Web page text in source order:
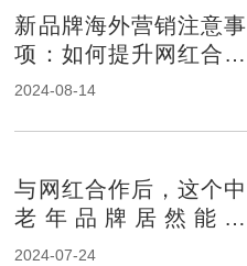
新品牌海外营销注意事
项：如何提升网红合作
成功率？
2024-08-14
与网红合作后，这个中
老年品牌居然能在
TikTok热卖
2024-07-24